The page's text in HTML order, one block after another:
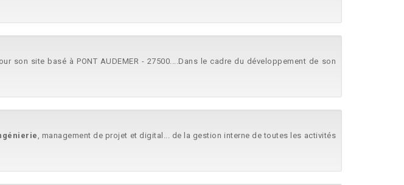
son site basé à PONT AUDEMER - 27500....Dans le cadre du développement de son
, management de projet et digital... de la gestion interne de toutes les activités